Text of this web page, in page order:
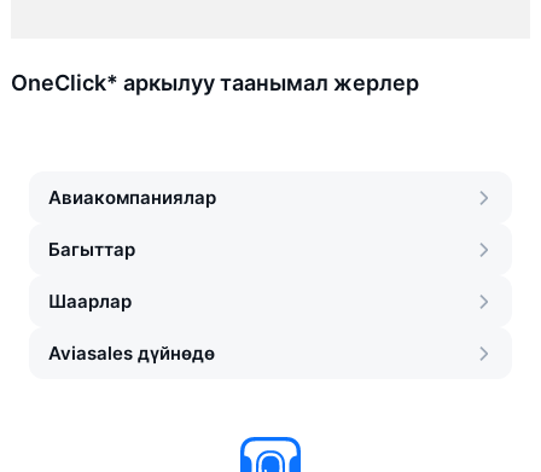
OneClick* аркылуу таанымал жерлер
Авиакомпаниялар
Багыттар
Шаарлар
Aviasales дүйнөдө